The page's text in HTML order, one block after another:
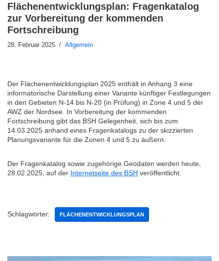
Flächenentwicklungsplan: Fragenkatalog
zur Vorbereitung der kommenden
Fortschreibung
28. Februar 2025 Allgemein
Der Flächenentwicklungsplan 2025 enthält in Anhang 3 eine
informatorische Darstellung einer Variante künftiger Festlegungen
in den Gebieten N-14 bis N-20 (in Prüfung) in Zone 4 und 5 der
AWZ der Nordsee. In Vorbereitung der kommenden
Fortschreibung gibt das BSH Gelegenheit, sich bis zum
14.03.2025 anhand eines Fragenkatalogs zu der skizzierten
Planungsvariante für die Zonen 4 und 5 zu äußern.
Der Fragenkatalog sowie zugehörige Geodaten werden heute,
28.02.2025, auf der Internetseite des BSH veröffentlicht.
Schlagwörter: FLÄCHENENTWICKLUNGSPLAN